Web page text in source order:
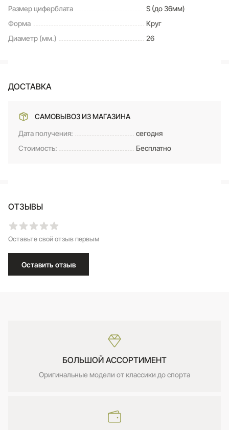
Размер циферблата
S (до 36мм)
Форма
Круг
Диаметр (мм.)
26
ДОСТАВКА
САМОВЫВОЗ ИЗ МАГАЗИНА
Дата получения:
сегодня
Стоимость:
Бесплатно
ОТЗЫВЫ
Оставьте свой отзыв первым
Оставить отзыв
БОЛЬШОЙ АССОРТИМЕНТ
Оригинальные модели от классики до спорта